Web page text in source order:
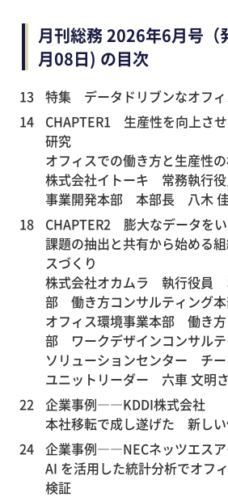
月刊総務 2026年6月号（
月08日) の目次
13 特集 データドリブンなオフィ
14
CHAPTER1 生産性を向上さ
研究
オフィスでの働き方と生産性
株式会社イトーキ 常務執行
事業開発本部 本部長 八木
18
CHAPTER2 膨大なデータを
課題の抽出と共有から始める
スづくり
株式会社オカムラ 執行役員
部 働き方コンサルティング
オフィス環境事業本部 働き
部 ワークデザインコンサル
ソリューションセンター チ
ユニットリーダー 六車 文明
22
企業事例――KDDI株式会社
本社移転で成し遂げた 新しい
24 企業事例――NECネッツエス
AI を活用した統計分析でオフ
検証